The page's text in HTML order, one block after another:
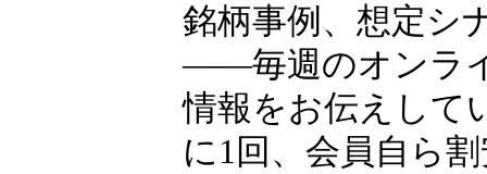
銘柄事例、想定シ
――毎週のオンラ
情報をお伝えして
に1回、会員自ら